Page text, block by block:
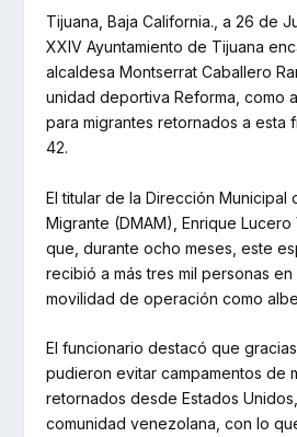
Tijuana, Baja California., a 26 de
XXIV Ayuntamiento de Tijuana
alcaldesa Montserrat Caballero
unidad deportiva Reforma, como
para migrantes retornados a esta
42.
El titular de la Dirección Municipal
Migrante (DMAM), Enrique
que, durante ocho meses, este
recibió a más tres mil personas
movilidad de operación como
El funcionario destacó que
pudieron evitar campamentos de
retornados desde Estados
comunidad venezolana, con lo